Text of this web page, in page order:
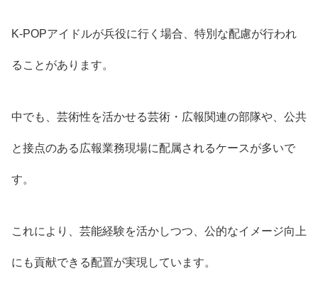
K‑POPアイドルが兵役に行く場合、特別な配慮が行われ
ることがあります。
中でも、芸術性を活かせる芸術・広報関連の部隊や、公共
と接点のある広報業務現場に配属されるケースが多いで
す。
これにより、芸能経験を活かしつつ、公的なイメージ向上
にも貢献できる配置が実現しています。